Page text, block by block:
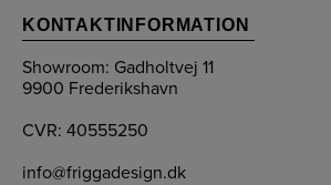
KONTAKTINFORMATION
Showroom: Gadholtvej 11
9900 Frederikshavn
CVR: 40555250
info@friggadesign.dk